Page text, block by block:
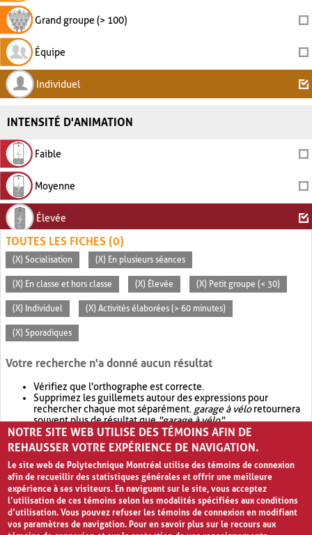
Grand groupe (> 100)
Équipe
Individuel
INTENSITÉ D'ANIMATION
Faible
Moyenne
Élevée
TOUTES LES FICHES (0)
(X) Socialisation (X) En plusieurs séances
(X) En classe et hors classe (X) Élevée (X) Petit groupe (< 30)
(X) Individuel (X) Activités élaborées (> 60 minutes)
(X) Sporadiques
Votre recherche n'a donné aucun résultat
Vérifiez que l'orthographe est correcte.
Supprimez les guillemets autour des expressions pour
rechercher chaque mot séparément. garage à véloretournera
souvent plus de résultat que"garage à vélo".
Envisagez d'élargir votre recherche avec OR.garage OR vélo
retournera souvent plus de résultat quegarage à vélo
NOTRE SITE WEB UTILISE DES TÉMOINS AFIN DE
REHAUSSER VOTRE EXPÉRIENCE DE NAVIGATION.
Le site web de Polytechnique Montréal utilise des témoins de connexion
afin de recueillir des statistiques générales et offrir une meilleure
expérience à ses visiteurs. En naviguant sur le site, vous acceptez
l’utilisation de ces témoins selon les modalités spécifiées aux conditions
d’utilisation. Vous pouvez refuser les témoins de connexion en modifiant
vos paramètres de navigation. Pour en savoir plus sur le recours aux